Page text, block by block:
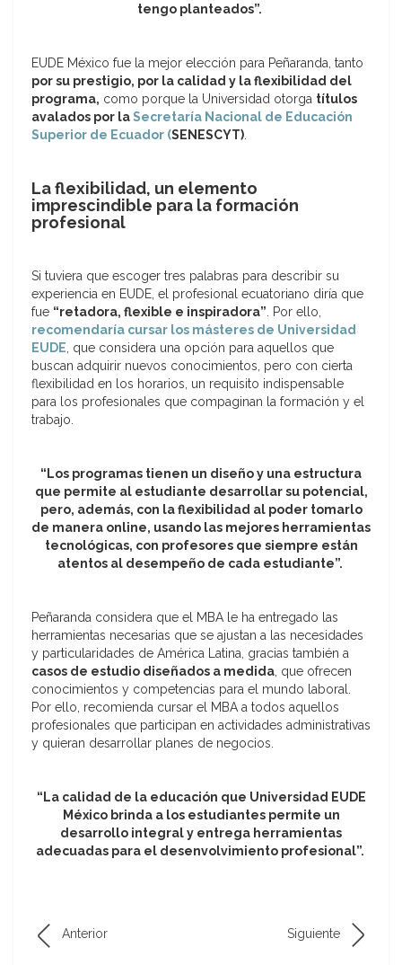
tengo planteados”.
EUDE México fue la mejor elección para Peñaranda, tanto
por su prestigio, por la calidad y la flexibilidad del
programa, como porque la Universidad otorga títulos
avalados por laSecretaría Nacional de Educación
Superior de Ecuador (SENESCYT)
La flexibilidad, un elemento
imprescindible para la formación
profesional
Si tuviera que escoger tres palabras para describir su
experiencia en EUDE, el profesional ecuatoriano diría que
fue “retadora, flexible e inspiradora” . Por ello,
recomendaría cursar los másteres de Universidad
EUDE , que considera una opción para aquellos que
buscan adquirir nuevos conocimientos, pero con cierta
flexibilidad en los horarios, un requisito indispensable
para los profesionales que compaginan la formación y el
trabajo.
“Los programas tienen un diseño y una estructura
que permite al estudiante desarrollar su potencial,
pero, además, con la flexibilidad al poder tomarlo
de manera online, usando las mejores herramientas
tecnológicas, con profesores que siempre están
atentos al desempeño de cada estudiante”.
Peñaranda considera que el MBA le ha entregado las
herramientas necesarias que se ajustan a las necesidades
y particularidades de América Latina, gracias también a
casos de estudio diseñados a medida , que ofrecen
conocimientos y competencias para el mundo laboral.
Por ello, recomienda cursar el MBA a todos aquellos
profesionales que participan en actividades administrativas
y quieran desarrollar planes de negocios.
“La calidad de la educación que Universidad EUDE
México brinda a los estudiantes permite un
desarrollo integral y entrega herramientas
adecuadas para el desenvolvimiento profesional”.
Anterior Siguiente